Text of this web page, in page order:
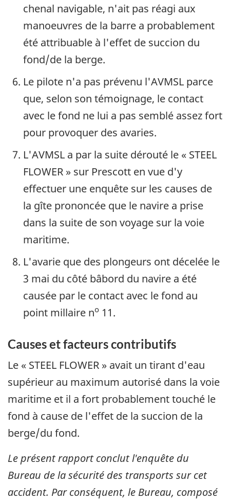
chenal navigable, n'ait pas réagi aux
manoeuvres de la barre a probablement
été attribuable à l'effet de succion du
fond/de la berge.
Le pilote n'a pas prévenu l'AVMSL parce
que, selon son témoignage, le contact
avec le fond ne lui a pas semblé assez fort
pour provoquer des avaries.
L'AVMSL a par la suite dérouté le « STEEL
FLOWER » sur Prescott en vue d'y
effectuer une enquête sur les causes de
la gîte prononcée que le navire a prise
dans la suite de son voyage sur la voie
maritime.
L'avarie que des plongeurs ont décelée le
3 mai du côté bâbord du navire a été
causée par le contact avec le fond au
point millaire no 11.
Causes et facteurs contributifs
Le « STEEL FLOWER » avait un tirant d'eau
supérieur au maximum autorisé dans la voie
maritime et il a fort probablement touché le
fond à cause de l'effet de la succion de la
berge/du fond.
Le présent rapport conclut l'enquête du
Bureau de la sécurité des transports sur cet
accident. Par conséquent, le Bureau, composé